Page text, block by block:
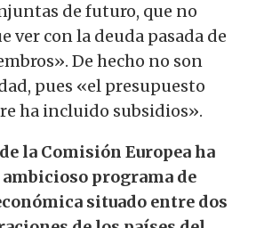
de futuro, que no
ver con la deuda pasada de
De hecho no son
pues «el presupuesto
ha incluido subsidios».
la Comisión Europea ha
programa de
situado entre dos